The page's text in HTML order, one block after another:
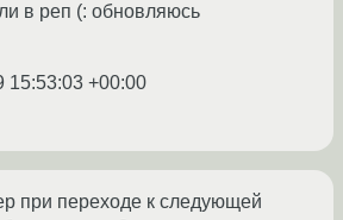
в реп (: обновляюсь
15:53:03 +00:00
при переходе к следующей